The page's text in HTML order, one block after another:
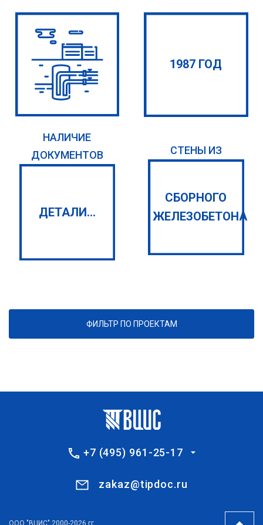
1987 ГОД
НАЛИЧИЕ
ДОКУМЕНТОВ
ДЕТАЛИ...
СТЕНЫ ИЗ
СБОРНОГО
ЖЕЛЕЗОБЕТОНА
ФИЛЬТР ПО ПРОЕКТАМ
+7 (495) 961-25-17
zakaz@tipdoc.ru
ООО "ВЦИС" 2000-2026 гг.